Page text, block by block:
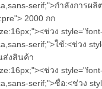
serif;">กำลังการผลิ
2000 กก
ช่วง style="font-
serif;">ใช้:<ช่วง
ส่งสินค้า
ช่วง style="font-
serif;">ชื่อ:<ช่วง